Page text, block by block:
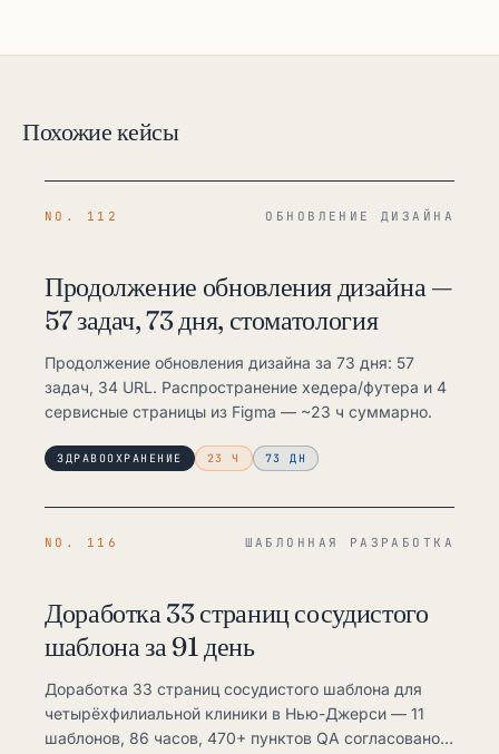
Похожие кейсы
NO. 112 ОБНОВЛЕНИЕ ДИЗАЙНА
Продолжение обновления дизайна —
57 задач, 73 дня, стоматология
Продолжение обновления дизайна за 73 дня: 57
задач, 34 URL. Распространение хедера/футера и 4
сервисные страницы из Figma — ~23 ч суммарно.
ЗДРАВООХРАНЕНИЕ 23 Ч 73 ДН
NO. 116 ШАБЛОННАЯ РАЗРАБОТКА
Доработка 33 страниц сосудистого
шаблона за 91 день
Доработка 33 страниц сосудистого шаблона для
четырёхфилиальной клиники в Нью-Джерси — 11
шаблонов, 86 часов, 470+ пунктов QA согласовано